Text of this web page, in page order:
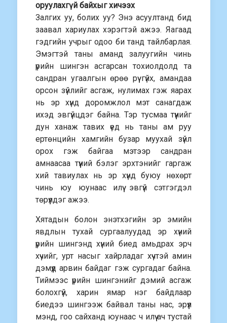
оруулахгүй байхыг хичээх
Залгих уу, болих уу? Энэ асуултанд бид
заавал хариулах хэрэгтэй ажээ. Яагаад
гэдгийн учрыг одоо би танд тайлбарлая.
Эмэгтэй таны аманд залуугийн чинь
үрийн шингэн асгарсан тохиолдолд та
сандран угаалгын өрөө рүү гүйх, амандаа
орсон зүйлийг асгаж, нулимах гэж яарах
нь эр хүнд доромжлол мэт санагдаж
ихэд эвгүйцдэг байна. Тэр тусмаа түүнийг
дун ханаж тавих үед нь таны ам руу
ертөнцийн хамгийн бузар муухай зүйл
орох гэж байгаа мэтээр сандран
амнаасаа түүний бэлэг эрхтэнийг гаргаж
хий тавиулах нь эр хүнд буюу нөхөрт
чинь юу юунаас илүү эвгүй сэтгэгдэл
төрүүлдэг ажээ.
Хятадын болон энэтхэгийн эр эмийн
явдлын тухай сургаалуудад эр хүний
үрийн шингэнд хүний биед амьдрах эрч
хүчийг, урт насыг хайрладаг хүчтэй амин
дэмүүд арвин байдаг гэж сургадаг байна.
Тиймээс үрийн шингэнийг дэмий асгаж
болохгүй, харин ямар нэг байдлаар
биедээ шингээж байвал таны нас, эрүүл
мэнд, гоо сайханд юунаас ч илүү ач тустай